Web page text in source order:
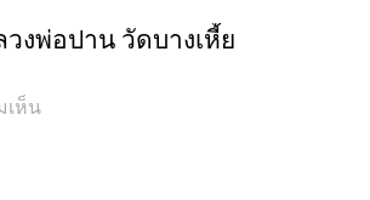
วงพ่อปาน วัดบางเหี้ย
เห็นบน